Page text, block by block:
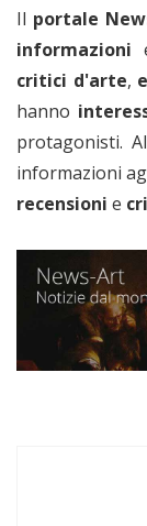
Il portale
informazioni
critici d'arte,
hanno
protagonisti.
informazioni
recensioni e